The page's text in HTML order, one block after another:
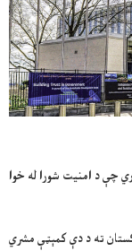
چې د امنیت شورا له خوا
ته د دې کمېټې مشري